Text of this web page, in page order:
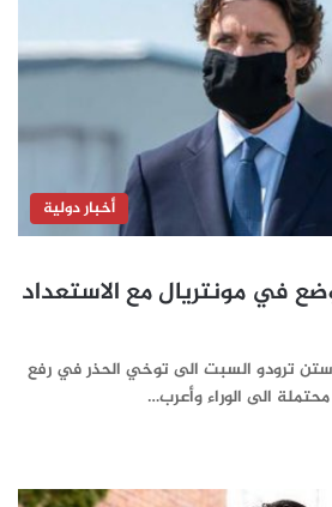
أخبار دولية
في مونتريال مع الاستعداد
ترودو السبت الى توخي الحذر في رفع
الى الوراء وأعرب…